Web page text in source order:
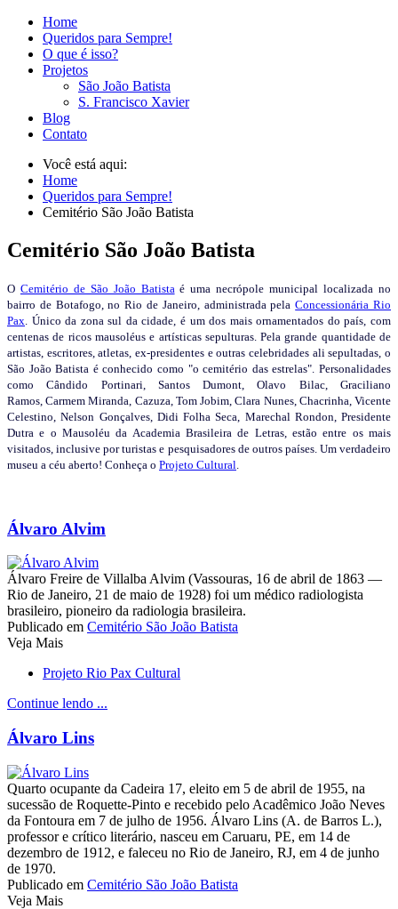
Home
Queridos para Sempre!
O que é isso?
Projetos
São João Batista
S. Francisco Xavier
Blog
Contato
Você está aqui:
Home
Queridos para Sempre!
Cemitério São João Batista
Cemitério São João Batista
O Cemitério de São João Batista é uma necrópole municipal localizada no
bairro de Botafogo, no Rio de Janeiro, administrada pelaConcessionária Rio
Pax . Único da zona sul da cidade, é um dos mais ornamentados do país, com
centenas de ricos mausoléus e artísticas sepulturas. Pela grande quantidade de
artistas, escritores, atletas, ex-presidentes e outras celebridades ali sepultadas, o
São João Batista é conhecido como "o cemitério das estrelas". Personalidades
como Cândido Portinari, Santos Dumont, Olavo Bilac, Graciliano
Ramos, Carmem Miranda, Cazuza, Tom Jobim, Clara Nunes, Chacrinha, Vicente
Celestino, Nelson Gonçalves, Didi Folha Seca, Marechal Rondon, Presidente
Dutra e o Mausoléu da Academia Brasileira de Letras, estão entre os mais
visitados, inclusive por turistas e pesquisadores de outros países. Um verdadeiro
museu a céu aberto! Conheça o Projeto Cultural
Álvaro Alvim
Álvaro Freire de Villalba Alvim (Vassouras, 16 de abril de 1863 —
Rio de Janeiro, 21 de maio de 1928) foi um médico radiologista
brasileiro, pioneiro da radiologia brasileira.
Publicado em Cemitério São João Batista
Veja Mais
Projeto Rio Pax Cultural
Continue lendo ...
Álvaro Lins
Quarto ocupante da Cadeira 17, eleito em 5 de abril de 1955, na
sucessão de Roquette-Pinto e recebido pelo Acadêmico João Neves
da Fontoura em 7 de julho de 1956. Álvaro Lins (A. de Barros L.),
professor e crítico literário, nasceu em Caruaru, PE, em 14 de
dezembro de 1912, e faleceu no Rio de Janeiro, RJ, em 4 de junho
de 1970.
Publicado em Cemitério São João Batista
Veja Mais